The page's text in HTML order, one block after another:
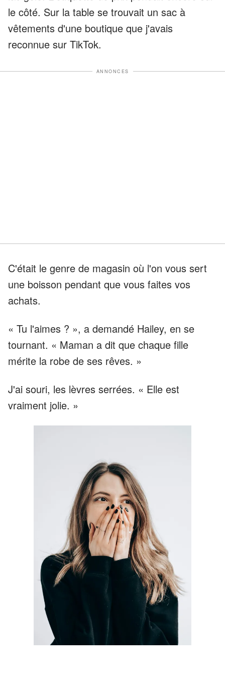
le côté. Sur la table se trouvait un sac à
vêtements d'une boutique que j'avais
reconnue sur TikTok.
ANNONCES
C'était le genre de magasin où l'on vous sert
une boisson pendant que vous faites vos
achats.
« Tu l'aimes ? », a demandé Hailey, en se
tournant. « Maman a dit que chaque fille
mérite la robe de ses rêves. »
J'ai souri, les lèvres serrées. « Elle est
vraiment jolie. »